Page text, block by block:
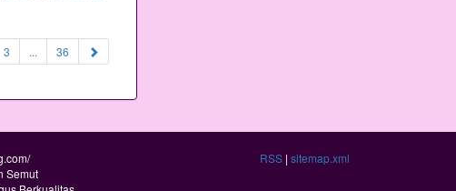
3 ... 36
Semut
RSS | sitemap.xml